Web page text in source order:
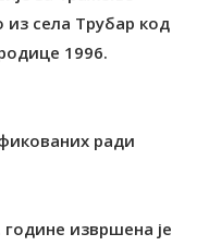
села Трубар код
1996.
ради
извршена је